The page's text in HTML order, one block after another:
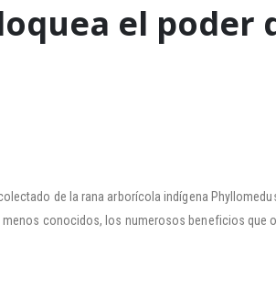
el poder
de la rana arborícola indígena
conocidos, los numerosos beneficios que